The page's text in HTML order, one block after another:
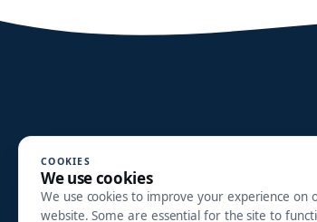
COOKIES
We use cookies
We use cookies to improve your experience on
website. Some are essential for the site to